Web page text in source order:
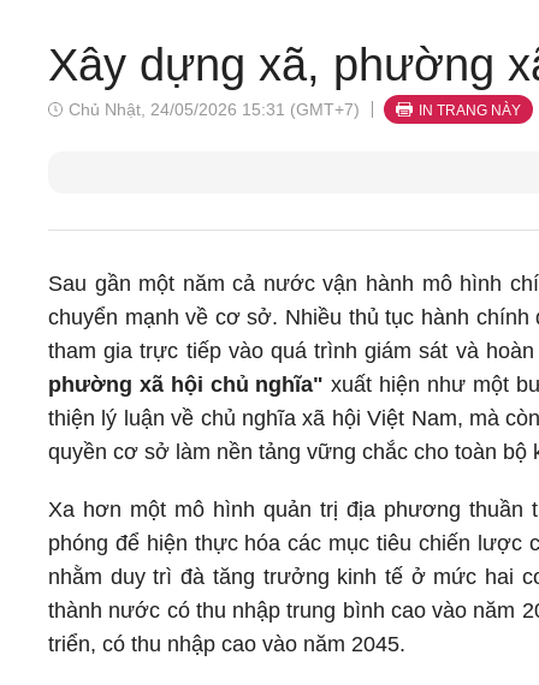
Xây dựng xã, phường
Chủ Nhật, 24/05/2026 15:31 (GMT+7) IN TRANG NÀY
Sau gần một năm cả nước vận hành mô hình
chuyển mạnh về cơ sở. Nhiều thủ tục hành
tham gia trực tiếp vào quá trình giám sát và
phường xã hội chủ nghĩa" xuất hiện như một
thiện lý luận về chủ nghĩa xã hội Việt Nam, mà
quyền cơ sở làm nền tảng vững chắc cho toàn bộ
Xa hơn một mô hình quản trị địa phương
phóng để hiện thực hóa các mục tiêu chiến lược
nhằm duy trì đà tăng trưởng kinh tế ở mức hai
thành nước có thu nhập trung bình cao vào năm
triển, có thu nhập cao vào năm 2045.